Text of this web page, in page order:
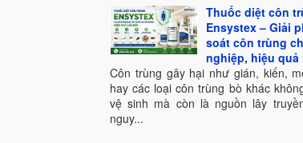
Thuốc diệt côn
Ensystex – Giải
soát côn trùng
nghiệp, hiệu quả
Côn trùng gây hại như gián, kiến,
hay các loại côn trùng bò khác
vệ sinh mà còn là nguồn lây
nguy...